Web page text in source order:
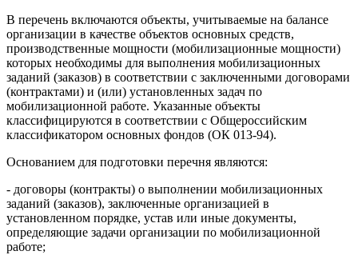
В перечень включаются объекты, учитываемые на балансе
организации в качестве объектов основных средств,
производственные мощности (мобилизационные мощности)
которых необходимы для выполнения мобилизационных
заданий (заказов) в соответствии с заключенными договорами
(контрактами) и (или) установленных задач по
мобилизационной работе. Указанные объекты
классифицируются в соответствии с Общероссийским
классификатором основных фондов (ОК 013-94).
Основанием для подготовки перечня являются:
- договоры (контракты) о выполнении мобилизационных
заданий (заказов), заключенные организацией в
установленном порядке, устав или иные документы,
определяющие задачи организации по мобилизационной
работе;